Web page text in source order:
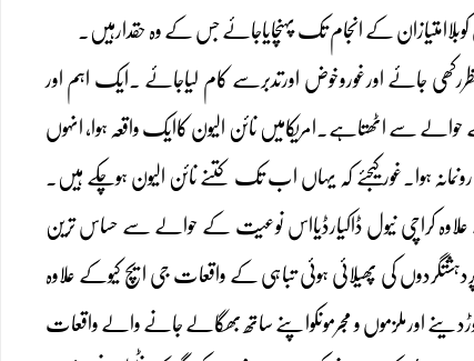
کے انجام تک پہنچایاجائے جس کے وہ حقدارہیں۔
جائے اورغوروخوض اورتدبرسے کام لیاجائے ۔ایک اہم اور
سے اٹھتاہے۔امریکامیں نائن الیون کاایک واقعہ ہوا، انہوں
ہوا۔غورکیجئے کہ یہاں اب تک کتنے نائن الیون ہوچکے ہیں۔
کے علاوہ کراچی نیول ڈاکیارڈیااس نوعیت کے حوالے سے حساس ترین
پردہشتگردوں کی پھیلائی ہوئی تباہی کے واقعات جی ایچ کیوکے علاوہ
اورملزموں و مجرموںکواپنے ساتھ بھگالے جانے والے واقعات